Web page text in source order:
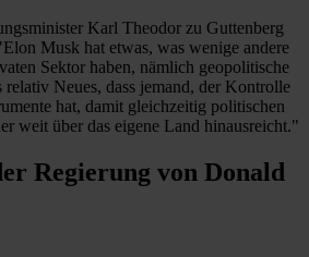
Karl Theodor zu Guttenberg
Musk hat etwas, was wenige andere
Sektor haben, nämlich geopolitische
relativ Neues, dass jemand, der Kontrolle
hat, damit gleichzeitig politischen
weit über das eigene Land hinausreicht."
Regierung von Donald